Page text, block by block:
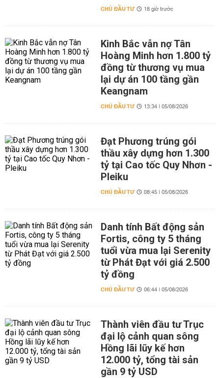
CHỦ ĐẦU TƯ 18 giờ trước
Kinh Bắc vẫn nợ Tân
Hoàng Minh hơn 1.800 tỷ
đồng từ thương vụ mua
lại dự án 100 tầng gần
Keangnam
CHỦ ĐẦU TƯ 13:34 | 05/08/2026
Đạt Phương trúng gói
thầu xây dựng hơn 1.300
tỷ tại Cao tốc Quy Nhơn -
Pleiku
CHỦ ĐẦU TƯ 08:45 | 05/08/2026
Danh tính Bất động sản
Fortis, công ty 5 tháng
tuổi vừa mua lại Serenity
từ Phát Đạt với giá 2.500
tỷ đồng
CHỦ ĐẦU TƯ 06:44 | 05/08/2026
Thành viên đầu tư Trục
đại lộ cảnh quan sông
Hồng lãi lũy kế hơn
12.000 tỷ, tổng tài sản
gần 9 tỷ USD